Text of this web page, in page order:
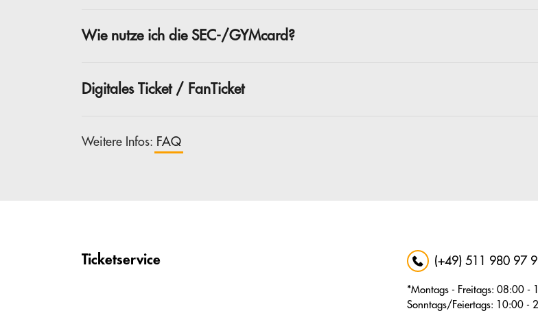
Wie nutze ich die SEC-/GYMcard?
Digitales Ticket / FanTicket
Weitere Infos: FAQ
Ticketservice (+49) 511 980 97
*Montags - Freitags: 08:00 -
Sonntags/Feiertags: 10:00 -